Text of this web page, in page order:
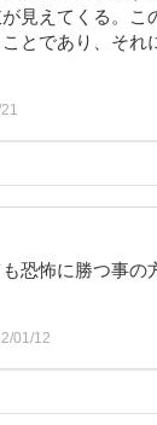
見えてくる。こ
とであり、そ
恐怖に勝つ事の
01/12